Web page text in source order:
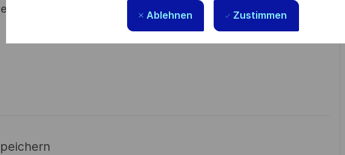
Ablehnen Zustimmen
flexibility is a smarter way of working. Great journeys